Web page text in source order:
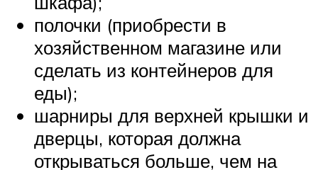
полочки (приобрести в
хозяйственном магазине или
сделать из контейнеров для
еды);
шарниры для верхней крышки и
дверцы, которая должна
открываться больше, чем на